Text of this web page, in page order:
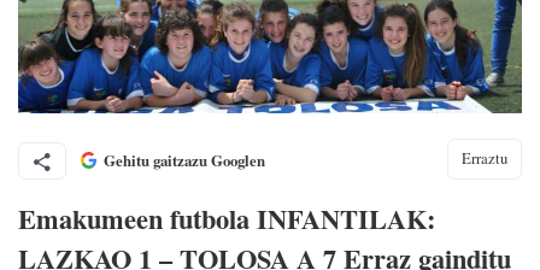
Gehitu gaitzazu Googlen Erraztu
Emakumeen futbola INFANTILAK:
LAZKAO 1 – TOLOSA A 7 Erraz gainditu